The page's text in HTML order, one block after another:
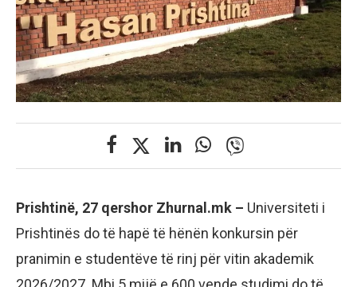
Prishtinë, 27 qershor Zhurnal.mk – Universiteti i
Prishtinës do të hapë të hënën konkursin për
pranimin e studentëve të rinj për vitin akademik